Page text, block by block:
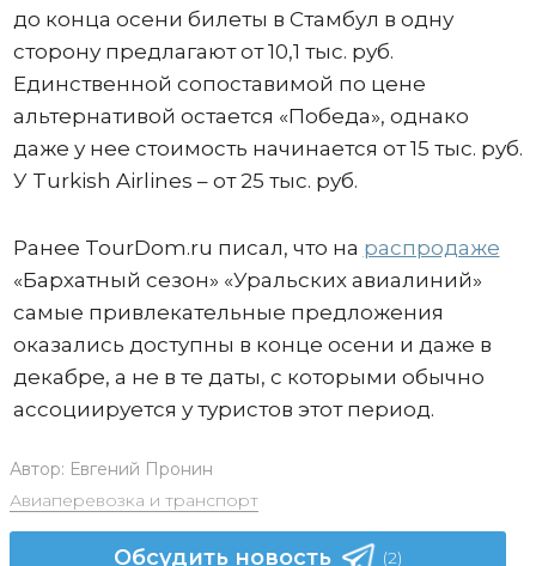
до конца осени билеты в Стамбул в одну
сторону предлагают от 10,1 тыс. руб.
Единственной сопоставимой по цене
альтернативой остается «Победа», однако
даже у нее стоимость начинается от 15 тыс. руб.
У Turkish Airlines – от 25 тыс. руб.
Ранее TourDom.ru писал, что на распродаже
«Бархатный сезон» «Уральских авиалиний»
самые привлекательные предложения
оказались доступны в конце осени и даже в
декабре, а не в те даты, с которыми обычно
ассоциируется у туристов этот период.
Автор: Евгений Пронин
Авиаперевозка и транспорт
Обсудить новость (2)